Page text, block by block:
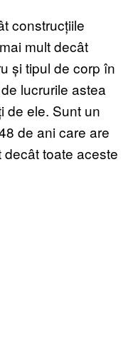
construcțiile
mult decât
și tipul de corp în
lucrurile astea
de ele. Sunt un
de ani care are
decât toate aceste